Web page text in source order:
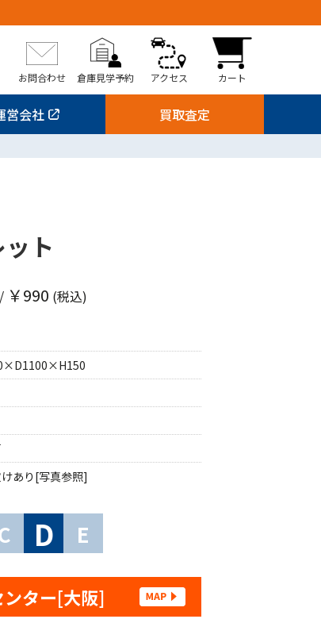
お問合わせ 倉庫見学予約 アクセス カート
営会社 買取査定
ト
/ ￥990 (税込)
あり[写真参照]
D E
ター[大阪]